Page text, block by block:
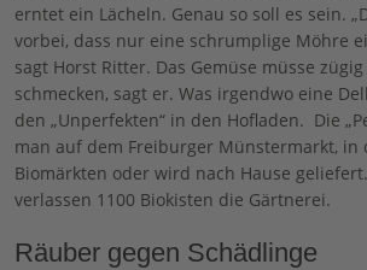
erntet ein Lächeln. Genau so soll es sein.
vorbei, dass nur eine schrumplige Möhre
sagt Horst Ritter. Das Gemüse müsse
schmecken, sagt er. Was irgendwo eine
den „Unperfekten“ in den Hofladen. Die
man auf dem Freiburger Münstermarkt, in
Biomärkten oder wird nach Hause geliefert.
verlassen 1100 Biokisten die Gärtnerei.
Räuber gegen Schädlinge